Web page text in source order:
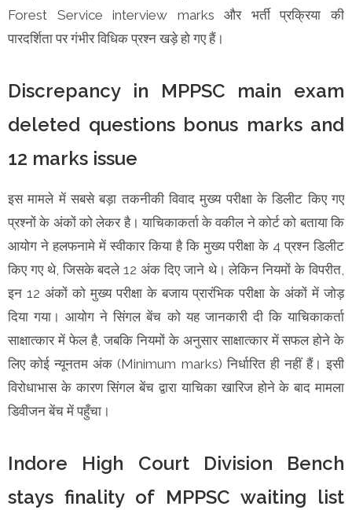
Forest Service interview marks और भर्ती प्रक्रिया की
पारदर्शिता पर गंभीर विधिक प्रश्न खड़े हो गए हैं।
Discrepancy in MPPSC main exam
deleted questions bonus marks and
12 marks issue
इस मामले में सबसे बड़ा तकनीकी विवाद मुख्य परीक्षा के डिलीट किए गए
प्रश्नों के अंकों को लेकर है। याचिकाकर्ता के वकील ने कोर्ट को बताया कि
आयोग ने हलफनामे में स्वीकार किया है कि मुख्य परीक्षा के 4 प्रश्न डिलीट
किए गए थे, जिसके बदले 12 अंक दिए जाने थे। लेकिन नियमों के विपरीत,
इन 12 अंकों को मुख्य परीक्षा के बजाय प्रारंभिक परीक्षा के अंकों में जोड़
दिया गया। आयोग ने सिंगल बेंच को यह जानकारी दी कि याचिकाकर्ता
साक्षात्कार में फेल है, जबकि नियमों के अनुसार साक्षात्कार में सफल होने के
लिए कोई न्यूनतम अंक (Minimum marks) निर्धारित ही नहीं हैं। इसी
विरोधाभास के कारण सिंगल बेंच द्वारा याचिका खारिज होने के बाद मामला
डिवीजन बेंच में पहुँचा।
Indore High Court Division Bench
stays finality of MPPSC waiting list